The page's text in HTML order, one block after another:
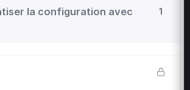
la configuration avec
1